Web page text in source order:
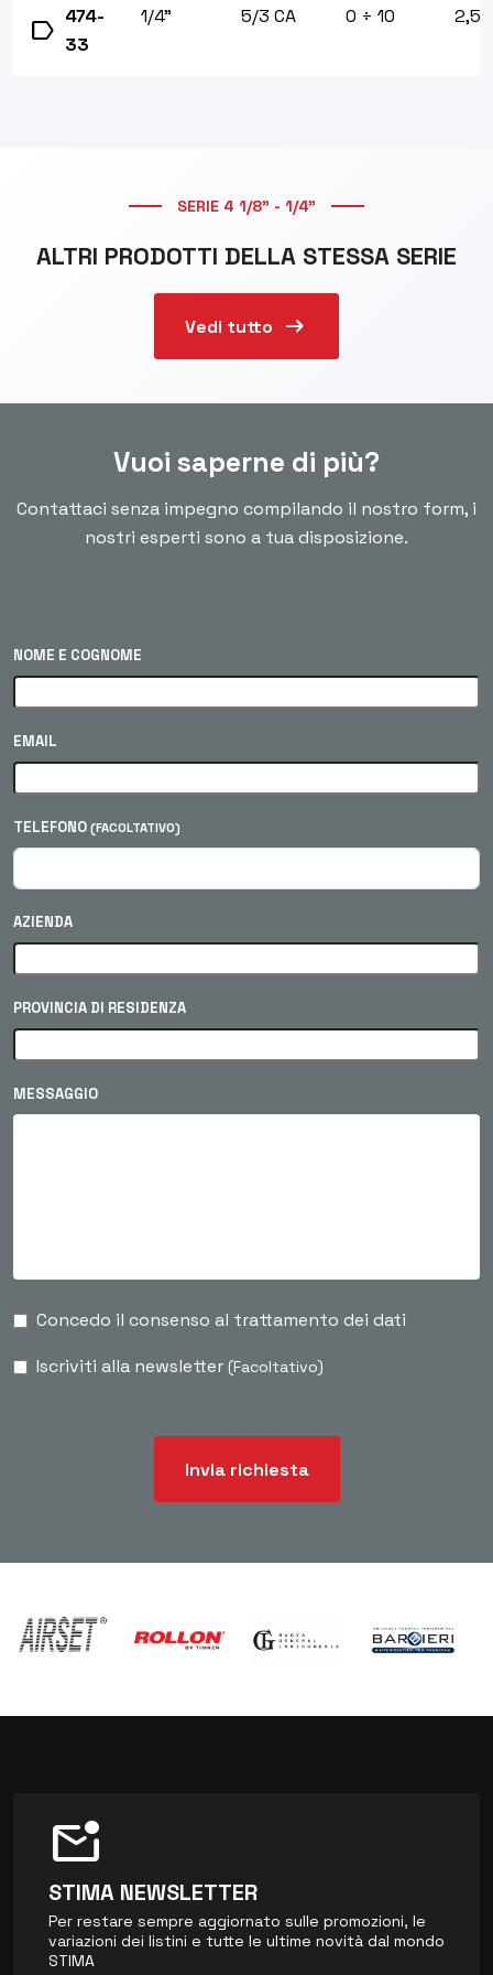
label 474-
33
1/4" 5/3 CA 0 ÷ 10 2,5
SERIE 4 1/8" - 1/4"
ALTRI PRODOTTI DELLA STESSA SERIE
Vedi tutto arrow_right_alt
Vuoi saperne di più?
Contattaci senza impegno compilando il nostro form, i
nostri esperti sono a tua disposizione.
NOME E COGNOME
EMAIL
TELEFONO (FACOLTATIVO)
AZIENDA
PROVINCIA DI RESIDENZA
MESSAGGIO
Concedo il consenso al trattamento dei dati
Iscriviti alla newsletter (Facoltativo)
Invia richiesta
mark_email_unread
STIMA NEWSLETTER
Per restare sempre aggiornato sulle promozioni, le
variazioni dei listini e tutte le ultime novità dal mondo
STIMA